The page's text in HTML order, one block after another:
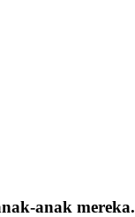
anak mereka.